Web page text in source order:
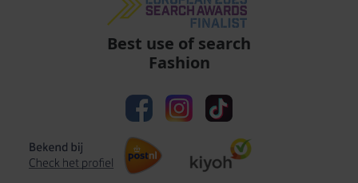
Best use of search
Fashion